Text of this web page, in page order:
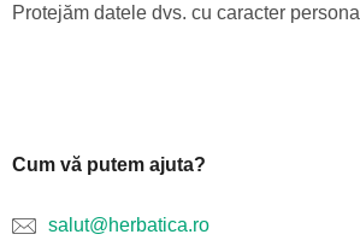
Protejăm datele dvs. cu caracter personal
Cum vă putem ajuta?
salut@herbatica.ro